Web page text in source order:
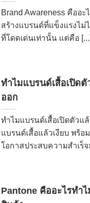
Brand Awareness คืออ
สร้างแบรนด์ที่แข็งแรงไม่
ที่โดดเด่นเท่านั้น แต่คือ [...]
ทำไมแบรนด์เสื้อเปิดตั
ออก
ทำไมแบรนด์เสื้อเปิดตัวแ
แบรนด์เสื้อแล้วเงียบ พร้อ
โอกาสประสบความสำเร็
Pantone คืออะไรทำ